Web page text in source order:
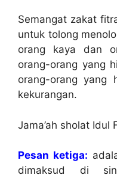
Semangat zakat
untuk tolong
orang kaya dan
orang-orang yang
orang-orang yang
kekurangan.
Jama’ah sholat Idul
Pesan ketiga:
dimaksud di